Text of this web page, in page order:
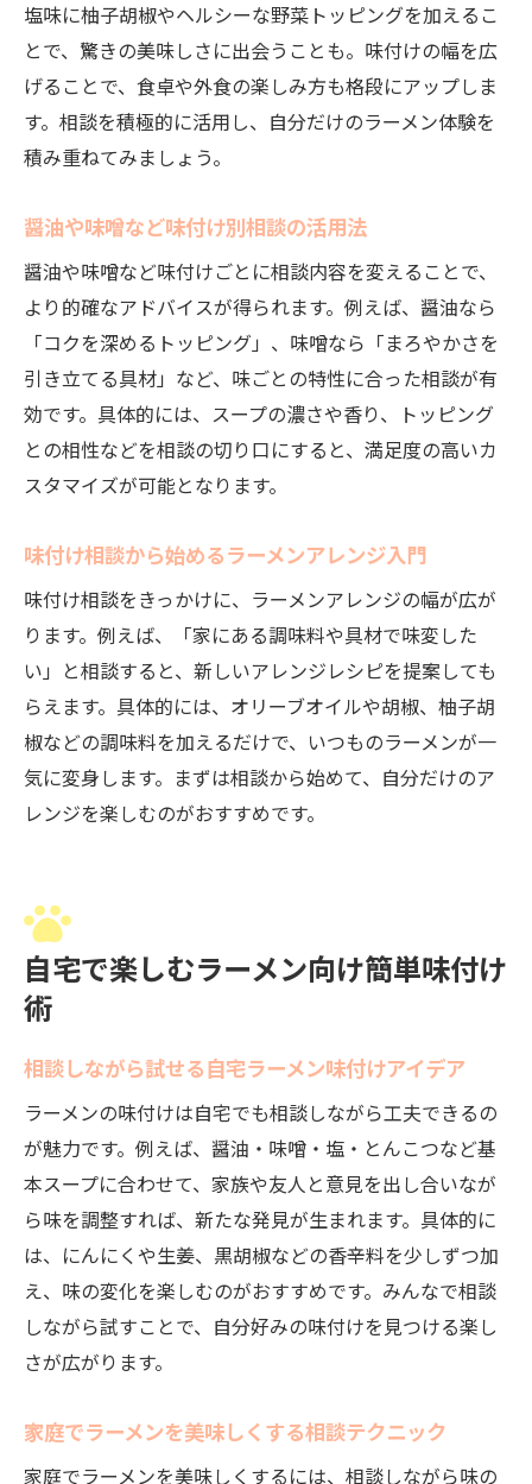
相談で決める簡単サイドメニューの選び方
ラーメン相談で広がるおかず組み合わせ術
トッピング相談で広がるラーメンアレンジの世
界
提案
トッピング相談で発掘する変わり種アイデ
ア
相談活用でオリジナルラーメンを作るコツ
ラーメン相談から生まれる新定番トッピン
グ
相談で見つけるオススメのアレンジ方法
ラーメンアレンジ相談で味の幅を広げる
相談を活用した味変調味料の選び方と工夫
ラーメン相談で知る味変調味料の活用術
味付け相談から広がる調味料アレンジの魅
力
相談で味変調味料のバリエーションを発見
ラーメン相談で自分好みの味を追求する方
法
相談で選ぶ健康志向なラーメンの味付け提
相談しながら楽しむヘルシーなラーメン選
び
健康面重視の味付け相談で満足度アップ
相談を活かしたダイエット向けラーメンの
工夫
ラーメン相談で太りにくい味付けを見つけ
る
具がない時のラーメンを美味しくする相談ガイ
ド
相談で解決する具なしラーメンの美味しさ
ラーメン相談で具がない時のアレンジ術
塩味に柚子胡椒やヘルシーな野菜トッピングを加えるこ
とで、驚きの美味しさに出会うことも。味付けの幅を広
げることで、食卓や外食の楽しみ方も格段にアップしま
す。相談を積極的に活用し、自分だけのラーメン体験を
積み重ねてみましょう。
醤油や味噌など味付け別相談の活用法
醤油や味噌など味付けごとに相談内容を変えることで、
より的確なアドバイスが得られます。例えば、醤油なら
「コクを深めるトッピング」、味噌なら「まろやかさを
引き立てる具材」など、味ごとの特性に合った相談が有
効です。具体的には、スープの濃さや香り、トッピング
との相性などを相談の切り口にすると、満足度の高いカ
スタマイズが可能となります。
味付け相談から始めるラーメンアレンジ入門
味付け相談をきっかけに、ラーメンアレンジの幅が広が
ります。例えば、「家にある調味料や具材で味変した
い」と相談すると、新しいアレンジレシピを提案しても
らえます。具体的には、オリーブオイルや胡椒、柚子胡
椒などの調味料を加えるだけで、いつものラーメンが一
気に変身します。まずは相談から始めて、自分だけのア
レンジを楽しむのがおすすめです。
自宅で楽しむラーメン向け簡単味付け
術
相談しながら試せる自宅ラーメン味付けアイデア
ラーメンの味付けは自宅でも相談しながら工夫できるの
が魅力です。例えば、醤油・味噌・塩・とんこつなど基
本スープに合わせて、家族や友人と意見を出し合いなが
ら味を調整すれば、新たな発見が生まれます。具体的に
は、にんにくや生姜、黒胡椒などの香辛料を少しずつ加
え、味の変化を楽しむのがおすすめです。みんなで相談
しながら試すことで、自分好みの味付けを見つける楽し
さが広がります。
家庭でラーメンを美味しくする相談テクニック